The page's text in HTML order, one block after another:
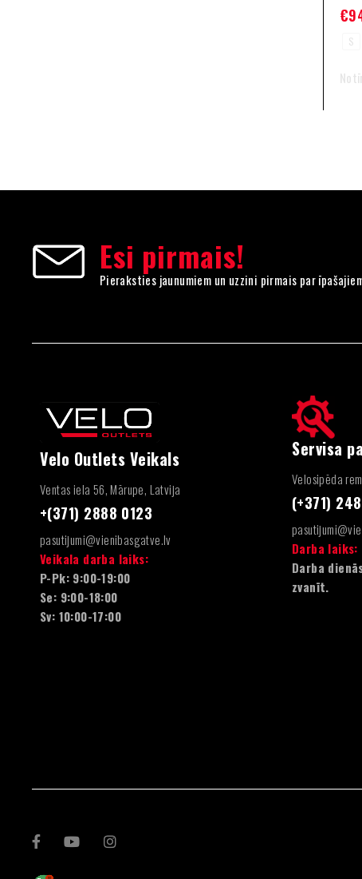
€
S
Esi pirmais!
Pieraksties jaunumiem un uzzini pirmais par
Velo Outlets Veikals
Ventas iela 56, Mārupe, Latvija
+(371) 2888 0123
pasutijumi@vienibasgatve.lv
Veikala darba laiks:
P-Pk: 9:00-19:00
Se: 9:00-18:00
Sv: 10:00-17:00
Servisa
Velosipēda
(+371)
Darba laiks:
Darba
zvanīt.